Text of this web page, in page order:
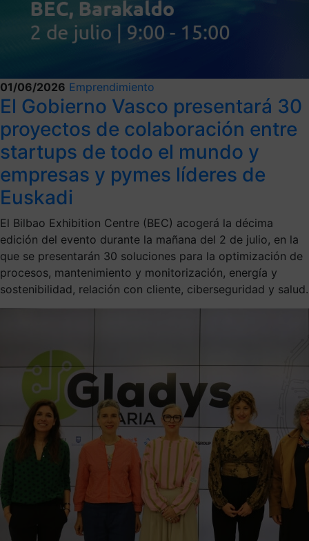
01/06/2026 Emprendimiento
El Gobierno Vasco presentará 30
proyectos de colaboración entre
startups de todo el mundo y
empresas y pymes líderes de
Euskadi
El Bilbao Exhibition Centre (BEC) acogerá la décima
edición del evento durante la mañana del 2 de julio, en la
que se presentarán 30 soluciones para la optimización de
procesos, mantenimiento y monitorización, energía y
sostenibilidad, relación con cliente, ciberseguridad y salud.